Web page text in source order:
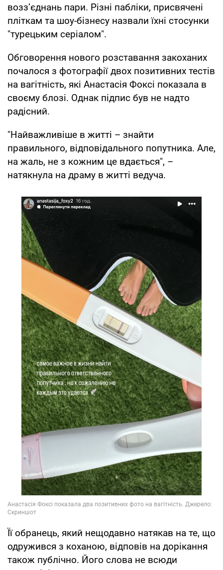
воззʼєднань пари. Різні пабліки, присвячені
пліткам та шоу-бізнесу назвали їхні стосунки
"турецьким серіалом".
Обговорення нового розставання закоханих
почалося з фотографії двох позитивних тестів
на вагітність, які Анастасія Фоксі показала в
своєму блозі. Однак підпис був не надто
радісний.
"Найважливіше в житті – знайти
правильного, відповідального попутника. Але,
на жаль, не з кожним це вдається", –
натякнула на драму в житті ведуча.
Її обранець, який нещодавно натякав на те, що
одружився з коханою, відповів на дорікання
також публічно. Його слова не всюди